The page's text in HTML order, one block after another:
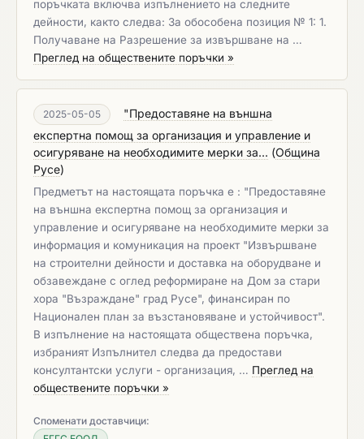
поръчката включва изпълнението на следните
дейности, както следва: ​​​​​​​За обособена позиция № 1: 1.
Получаване на Разрешение за извършване на …
Преглед на обществените поръчки »
2025-05-05
"Предоставяне на външна
експертна помощ за организация и управление и
осигуряване на необходимите мерки за... (Община
Русе)
Предметът на настоящата поръчка е : "Предоставяне
на външна експертна помощ за организация и
управление и осигуряване на необходимите мерки за
информация и комуникация на проект "Извършване
на строителни дейности и доставка на оборудване и
обзавеждане с оглед реформиране на Дом за стари
хора "Възраждане" град Русе", финансиран по
Национален план за възстановяване и устойчивост".
В изпълнение на настоящата обществена поръчка,
избраният Изпълнител следва да предостави
консултантски услуги - организация, … Преглед на
обществените поръчки »
Споменати доставчици: